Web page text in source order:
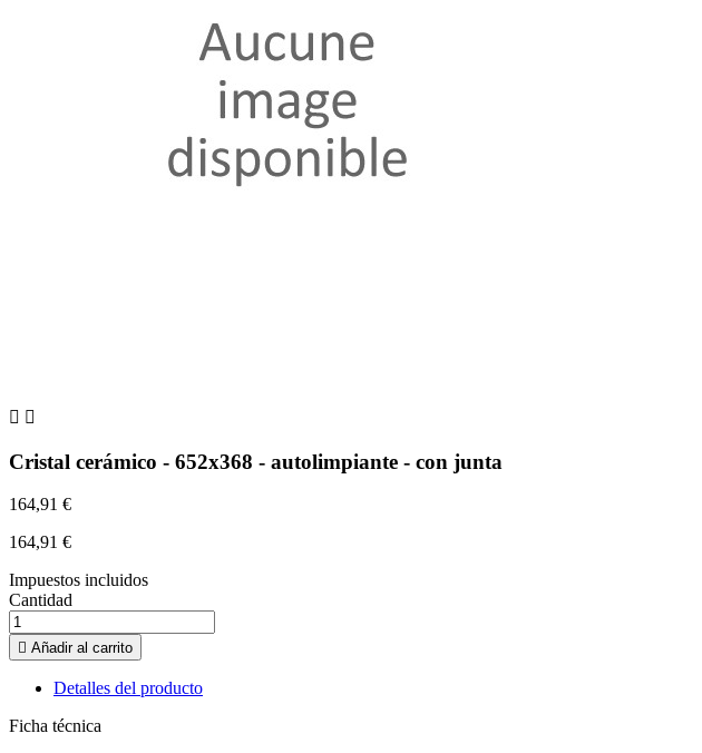
 
Cristal cerámico - 652x368 - autolimpiante - con junta
164,91 €
164,91 €
Impuestos incluidos
Cantidad
 Añadir al carrito
Detalles del producto
Ficha técnica